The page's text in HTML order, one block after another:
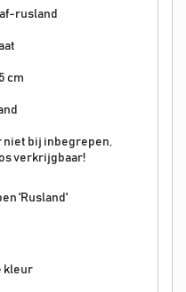
rusland
cm
niet bij inbegrepen,
verkrijgbaar!
'Rusland'
kleur